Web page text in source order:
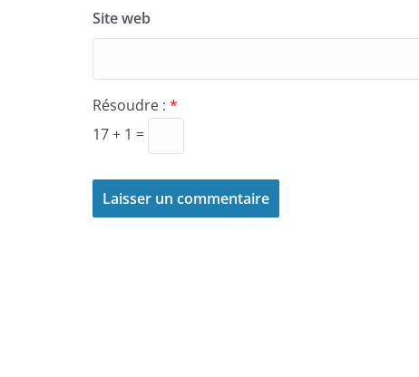
Site web
Résoudre : *
17 + 1 =